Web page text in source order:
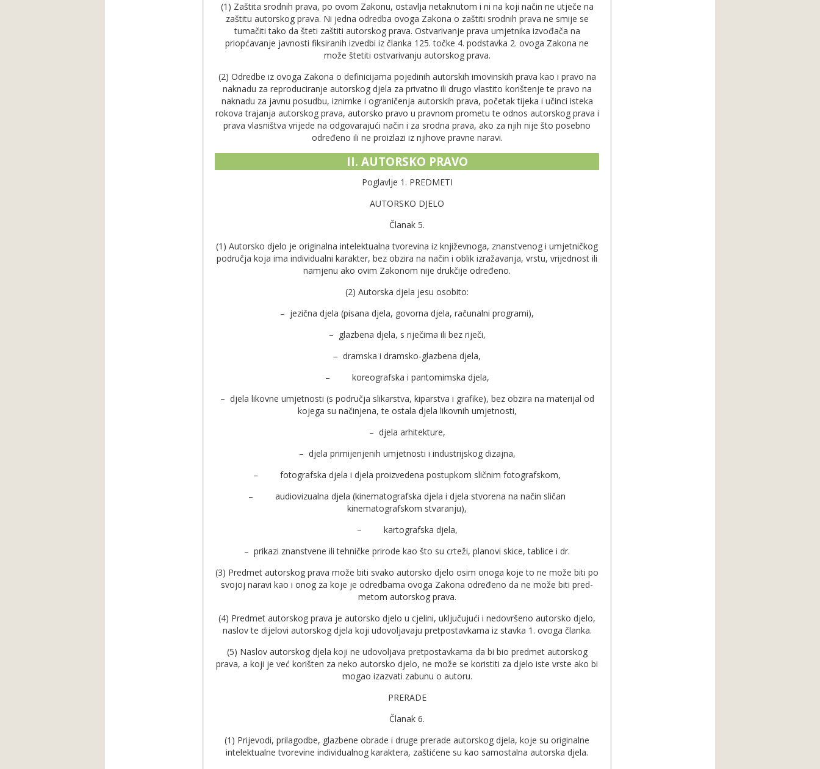
(1) Zaštita srodnih prava, po ovom Zakonu, ostavlja netaknutom i ni na koji način ne utječe na
zaštitu autorskog prava. Ni jedna odredba ovoga Zakona o zaštiti srodnih prava ne smije se
tumačiti tako da šteti zaštiti autorskog prava. Ostvarivanje prava umjetnika izvođača na
priopćavanje javnosti fiksiranih izvedbi iz članka 125. točke 4. podstavka 2. ovoga Zakona ne
može štetiti ostvarivanju autorskog prava.
(2) Odredbe iz ovoga Zakona o definicijama pojedinih autorskih imovinskih prava kao i pravo na
naknadu za reproduciranje autorskog djela za privatno ili drugo vlastito korištenje te pravo na
naknadu za javnu posudbu, iznimke i ograničenja autorskih prava, početak tijeka i učinci isteka
rokova trajanja autorskog prava, autorsko pravo u pravnom prometu te odnos autorskog prava i
prava vlasništva vrijede na odgovarajući način i za srodna prava, ako za njih nije što posebno
određeno ili ne proizlazi iz njihove pravne naravi.
II. AUTORSKO PRAVO
Poglavlje 1. PREDMETI
AUTORSKO DJELO
Članak 5.
(1) Autorsko djelo je originalna intelektualna tvorevina iz književnoga, znanstvenog i umjetničkog
područja koja ima individualni karakter, bez obzira na način i oblik izražavanja, vrstu, vrijednost ili
namjenu ako ovim Zakonom nije drukčije određeno.
(2) Autorska djela jesu osobito:
– jezična djela (pisana djela, govorna djela, računalni progra­mi),
– glazbena djela, s riječima ili bez riječi,
– dramska i dramsko-glazbena djela,
– koreografska i pantomimska djela,
– djela likovne umjetnosti (s područja slikarstva, kiparstva i grafike), bez obzira na materijal od
kojega su načinjena, te ostala djela likovnih umjetnosti,
– djela arhitekture,
– djela primijenjenih umjetnosti i industrijskog dizajna,
– fotografska djela i djela proizvedena postupkom sličnim fotografskom,
– audiovizualna djela (kinematografska djela i djela stvorena na način sličan
kinematografskom stvaranju),
– kartografska djela,
– prikazi znanstvene ili tehničke prirode kao što su crteži, planovi skice, tablice i dr.
(3) Predmet autorskog prava može biti svako autorsko djelo osim onoga koje to ne može biti po
svojoj naravi kao i onog za koje je odredbama ovoga Zakona određeno da ne može biti pred­
metom autorskog prava.
(4) Predmet autorskog prava je autorsko djelo u cjelini, uključujući i nedovršeno autorsko djelo,
naslov te dijelovi autorskog djela koji udovoljavaju pretpostavkama iz stavka 1. ovoga članka.
(5) Naslov autorskog djela koji ne udovoljava pretpostavkama da bi bio predmet autorskog
prava, a koji je već korišten za neko autorsko djelo, ne može se koristiti za djelo iste vrste ako bi
mogao izazvati zabunu o autoru.
PRERADE
Članak 6.
(1) Prijevodi, prilagodbe, glazbene obrade i druge prerade autorskog djela, koje su originalne
intelektualne tvorevine individualnog karaktera, zaštićene su kao samostalna autorska djela.